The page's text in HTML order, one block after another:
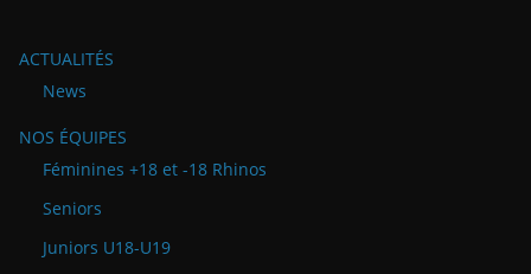
ACTUALITÉS
News
NOS ÉQUIPES
Féminines +18 et -18 Rhinos
Seniors
Juniors U18-U19